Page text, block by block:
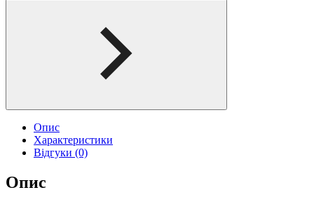
Опис
Характеристики
Відгуки (0)
Опис